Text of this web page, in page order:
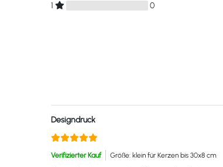
1
0
Designdruck
Verifizierter Kauf Größe: klein für Kerzen bis 30x8 cm